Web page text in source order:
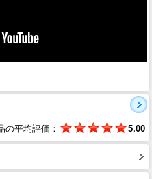
の平均評価： 5.00